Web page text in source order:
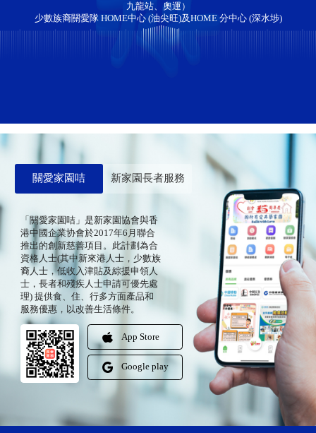
九龍站、奧運）
少數族裔關愛隊 HOME中心 (油尖旺)及HOME 分中心 (深水埗)
關愛家園咭 新家園長者服務
「關愛家園咭」是新家園協會與香
港中國企業协會於2017年6月聯合
推出的創新慈善項目。此計劃為合
資格人士(其中新來港人士，少數族
裔人士，低收入津貼及綜援申領人
士，長者和殘疾人士申請可優先處
理) 提供食、住、行多方面產品和
服務優惠，以改善生活條件。
App Store
Google play